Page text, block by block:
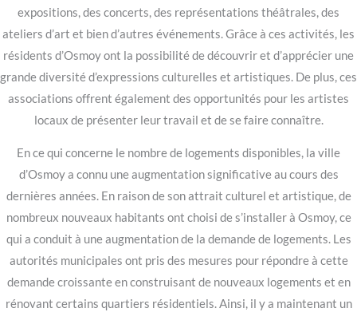
expositions, des concerts, des représentations théâtrales, des
ateliers d’art et bien d’autres événements. Grâce à ces activités, les
résidents d’Osmoy ont la possibilité de découvrir et d’apprécier une
grande diversité d’expressions culturelles et artistiques. De plus, ces
associations offrent également des opportunités pour les artistes
locaux de présenter leur travail et de se faire connaître.
En ce qui concerne le nombre de logements disponibles, la ville
d’Osmoy a connu une augmentation significative au cours des
dernières années. En raison de son attrait culturel et artistique, de
nombreux nouveaux habitants ont choisi de s’installer à Osmoy, ce
qui a conduit à une augmentation de la demande de logements. Les
autorités municipales ont pris des mesures pour répondre à cette
demande croissante en construisant de nouveaux logements et en
rénovant certains quartiers résidentiels. Ainsi, il y a maintenant un